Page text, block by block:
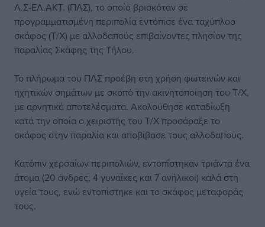
Λ.Σ-ΕΛ.ΑΚΤ. (ΠΛΣ), το οποίο βρισκόταν σε
προγραμματισμένη περιπολία εντόπισε ένα ταχύπλοο
σκάφος (Τ/Χ) με αλλοδαπούς επιβαίνοντες πλησίον της
παραλίας Σκάφης της Τήλου.
Το πλήρωμα του ΠΛΣ προέβη στη χρήση φωτεινών και
ηχητικών σημάτων με σκοπό την ακινητοποίηση του Τ/Χ,
με αρνητικά αποτελέσματα. Ακολούθησε καταδίωξη
κατά την οποία ο χειριστής του Τ/Χ προσάραξε το
σκάφος στην παραλία και αποβίβασε τους αλλοδαπούς.
Κατόπιν χερσαίων περιπολιών, εντοπίστηκαν τριάντα ένα
άτομα (20 άνδρες, 4 γυναίκες και 7 ανήλικοι) καλά στη
υγεία τους, ενώ εντοπίστηκε και το σκάφος μεταφοράς
τους.